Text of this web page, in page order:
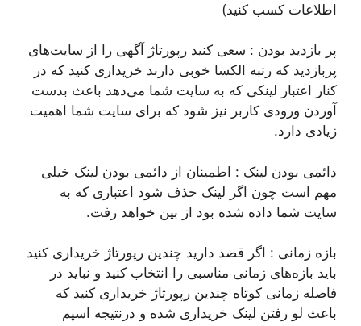
اطلاعات کسب کنید)
پر بازدید بودن : سعی کنید رپورتاژ آگهی را از سایت‌های
پربازدید که رتبه الکسا خوبی دارند خریداری کنید که در
کنار اعتبار لینکی که به سایت شما می‌دهد باعث بدست
آوردن ورودی کاربر نیز شود که برای سایت شما اهمیت
زیادی دارد.
دائمی بودن لینک : اطمینان از دائمی بودن لینک خیلی
مهم است چون اگر لینک حذف شود اعتباری که به
سایت شما داده شده بود از بین خواهد رفت.
بازه زمانی : اگر قصد دارید چندین رپورتاژ خریداری کنید
باید بازه‌های زمانی مناسبی را انتخاب کنید و نباید در
فاصله زمانی کوتاه چندین رپورتاژ خریداری کنید که
باعث لو رفتن لینک خریداری شده و درنتیجه اسپم